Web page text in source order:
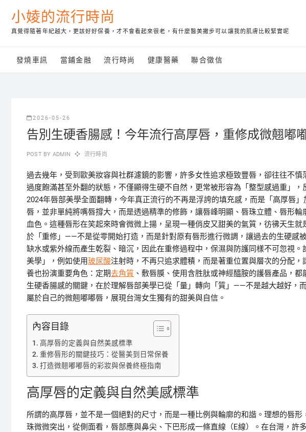
content
小婈的流行時尚
真覺得隨著年紀越大，更該好好保養，才不會看起來很老，有什麼醫美撇步可以讓我的肌膚比較緊實呢
發燒車訊 當鋪金融 流行時尚 健康醫藥 聯合徵信
2026-05-26
告別生硬香腸感！今年流行高厚唇，重修成微翹嘟
POST BY ADMIN 流行時尚
過去幾年，受到歐美妝容與社群濾鏡的影響，許多女性追求極致豐唇，卻往往不慎
過度飽滿甚至外翻的狀態，不僅顯得生硬不自然，更常被形容為「整型感過重」，
2024年唇部美學全面翻轉，今年真正流行的不再是浮誇的填充感，而是「高厚唇
唇，並非單純將嘴唇撐大，而是透過精準的修飾，讓唇峰明顯、唇珠立體、唇形
血色。這種唇形在笑起來時會微微上揚，呈現一種俏皮又甜美的氣質，彷彿天生
於「重修」——不是從零開始打造，而是針對原有唇形進行微調，讓過去的生硬感
缺水或紫外線而產生乾裂、暗沉，因此在重修過程中，保濕與防護同樣不可忽視
美學」，例如使用玻尿酸注射時，不再只追求體積，而是著重位置與層次的分配
養也扮演重要角色：定期去角質 、敷唇膜、使用含胜肽或神經醯胺的護唇產品，
生硬香腸感的關鍵，在於理解唇部美學已從「量」轉向「質」——不是越大越好，
屬於自己的微翹嘟嘟唇，展現台灣女生獨有的甜美與自信。
內容目錄
高厚唇的定義與自然美感標準
重修唇形的關鍵技巧：從醫美到日常保養
打造微翹嘟嘟唇的彩妝與保養終極指南
高厚唇的定義與自然美感標準
所謂的高厚唇，並不是一個絕對的尺寸，而是一種比例與輪廓的和諧。理想的唇
珠微微突出，從側面看，唇部應與鼻尖、下巴形成一條直線（E線）。在台灣，許